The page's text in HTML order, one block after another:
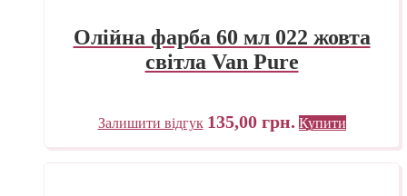
Олійна фарба 60 мл 022 жовта
світла Van Pure
Залишити відгук 135,00 грн. Купити